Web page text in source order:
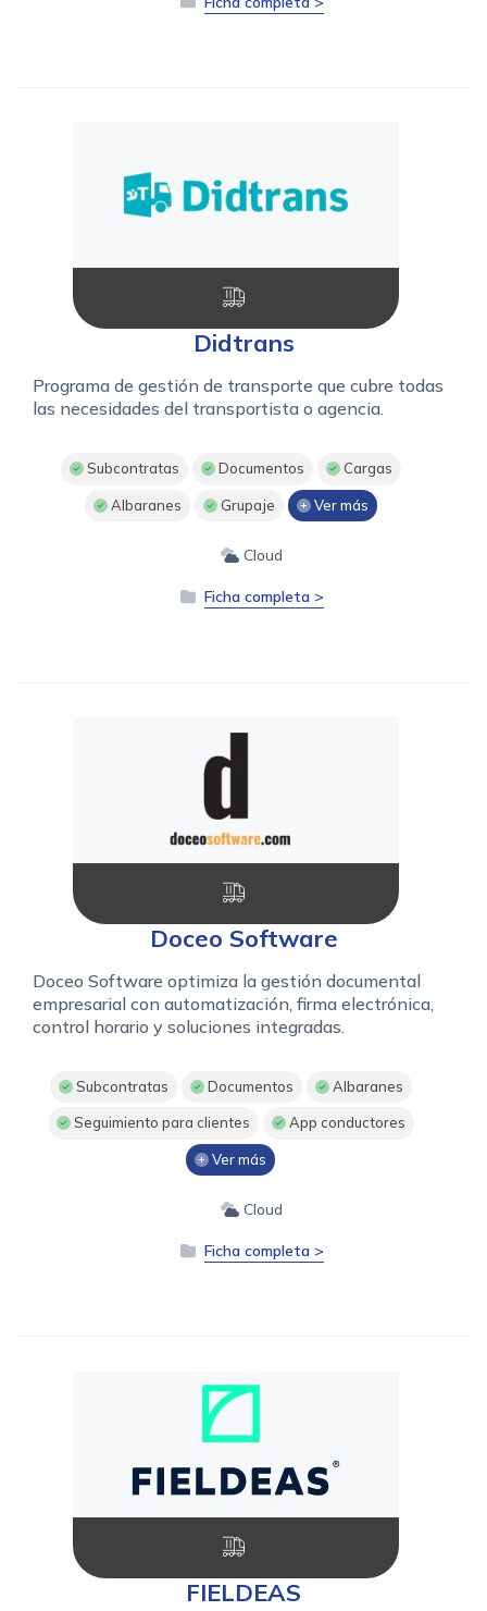
Didtrans
Programa de gestión de transporte que cubre todas
las necesidades del transportista o agencia.
Subcontratas Documentos Cargas
Albaranes Grupaje Ver más
Cloud
Ficha completa >
Doceo Software
Doceo Software optimiza la gestión documental
empresarial con automatización, firma electrónica,
control horario y soluciones integradas.
Subcontratas Documentos Albaranes
Seguimiento para clientes App conductores
Ver más
Cloud
Ficha completa >
FIELDEAS